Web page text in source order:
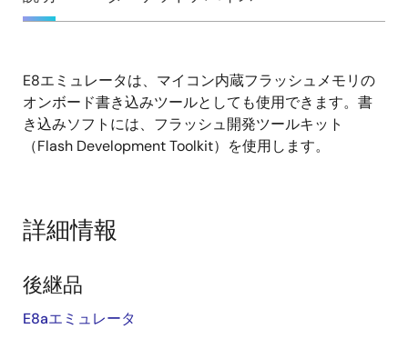
要
説
明
E8エミュレータは、マイコン内蔵フラッシュメモリの
オンボード書き込みツールとしても使用できます。書
き込みソフトには、フラッシュ開発ツールキット
（Flash Development Toolkit）を使用します。
詳細情報
後継品
E8aエミュレータ